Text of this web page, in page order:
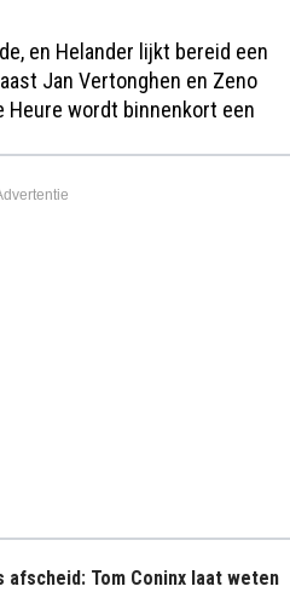
en Helander lijkt bereid een
Jan Vertonghen en Zeno
Heure wordt binnenkort een
afscheid: Tom Coninx laat weten